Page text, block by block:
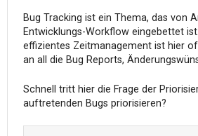
Bug Tracking ist ein Thema, das von
Entwicklungs-Workflow eingebettet
effizientes Zeitmanagement ist hier
an all die Bug Reports,
Schnell tritt hier die Frage der
auftretenden Bugs priorisieren?